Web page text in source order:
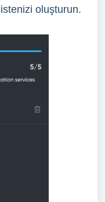
oluşturun.